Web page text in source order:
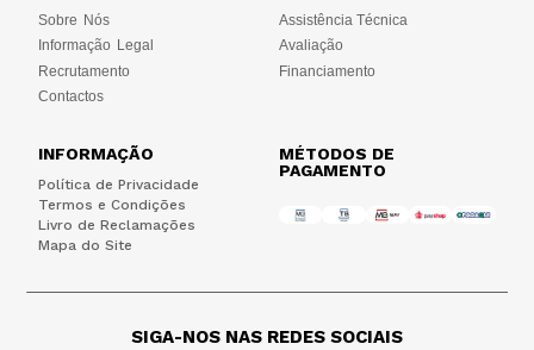
Sobre Nós
Informação Legal
Recrutamento
Contactos
Assistência Técnica
Avaliação
Financiamento
INFORMAÇÃO
Política de Privacidade
Termos e Condições
Livro de Reclamações
Mapa do Site
MÉTODOS DE
PAGAMENTO
SIGA-NOS NAS REDES SOCIAIS